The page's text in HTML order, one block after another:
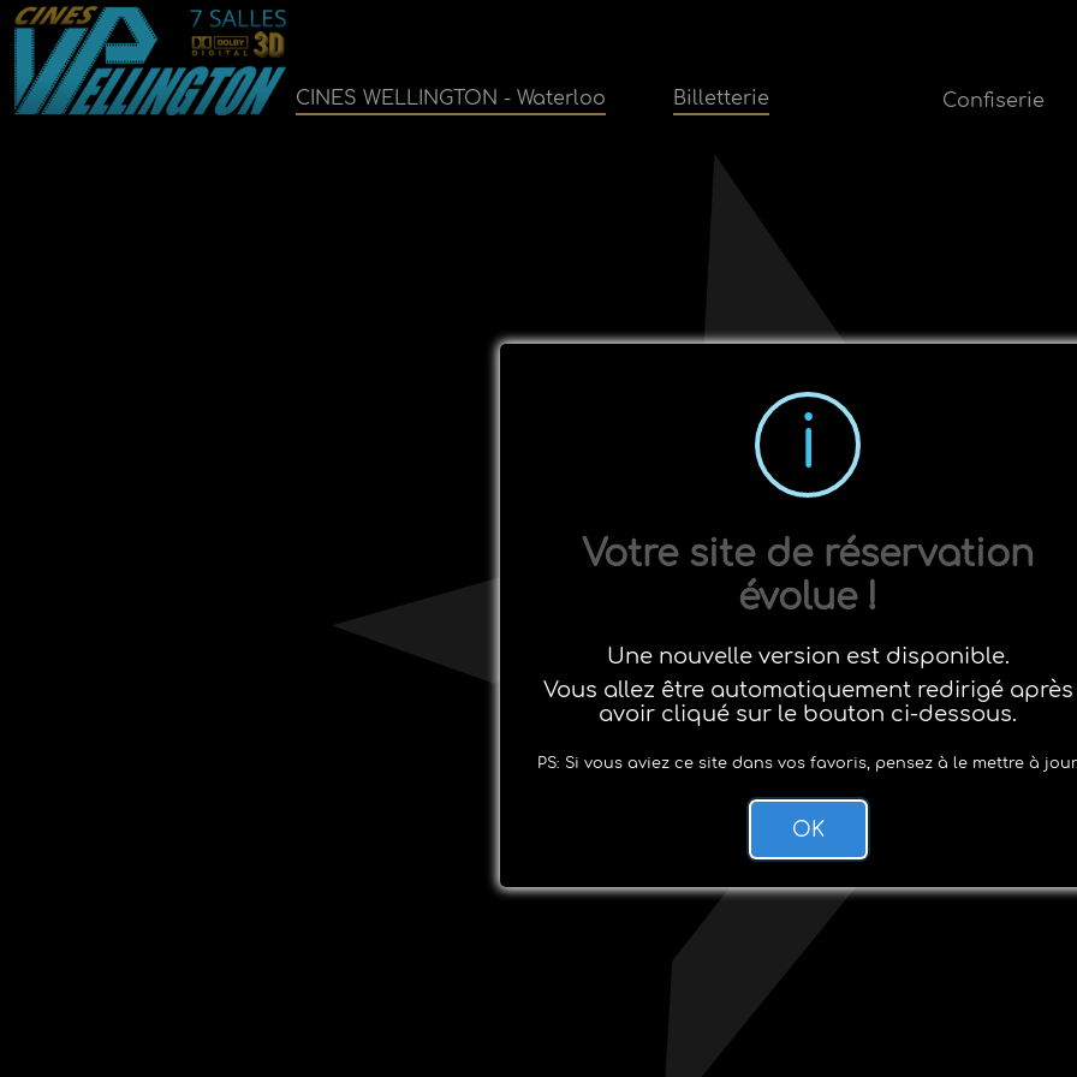
CINES WELLINGTON - Waterloo Billetterie Confiserie
Votre site de réservation
évolue !
Une nouvelle version est disponible.
Vous allez être automatiquement redirigé après
avoir cliqué sur le bouton ci-dessous.
PS: Si vous aviez ce site dans vos favoris, pensez à le mettre à
OK